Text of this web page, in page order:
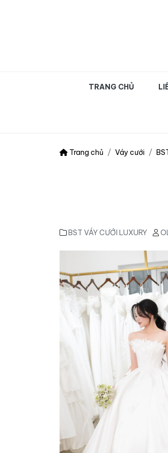
OLIVA
TRANG CHỦ
Trang chủ Váy cưới
BST VÁY CƯỚI LUXURY